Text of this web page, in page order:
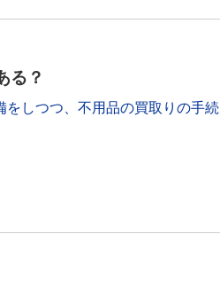
る？
しつつ、不用品の買取りの手続